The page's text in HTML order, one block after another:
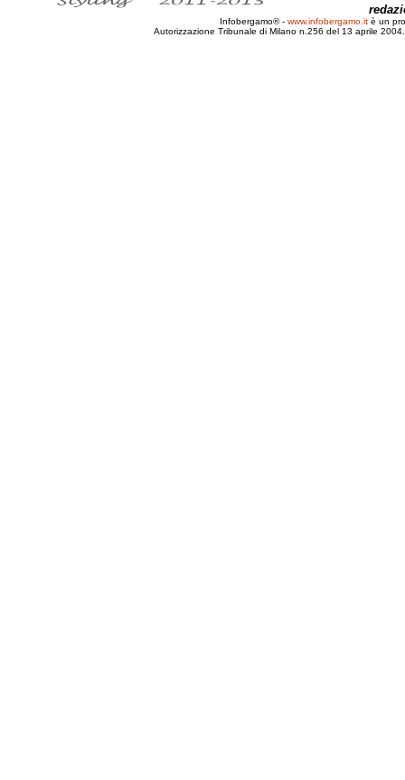
Infobergamo® - www.infobergamo.it è un
Autorizzazione Tribunale di Milano n.256 del 13 aprile